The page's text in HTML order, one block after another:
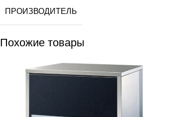
ПРОИЗВОДИТЕЛЬ
Похожие товары